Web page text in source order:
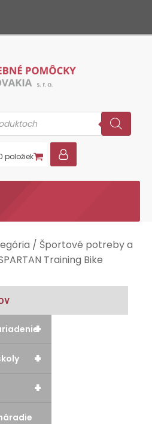
položiek
/ Športové potreby a
Training Bike
+
+
+